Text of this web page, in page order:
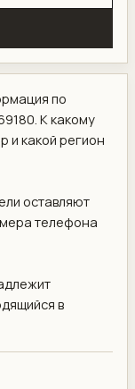
по
К какому
и какой регион
оставляют
телефона
в